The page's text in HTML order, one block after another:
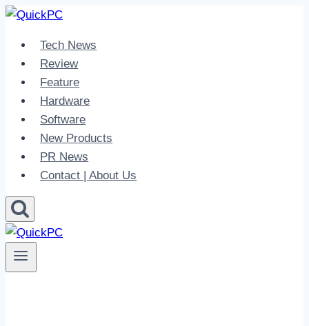
Skip
contentTech News
Review
Feature
Hardware
Software
New Products
PR News
Contact | About Us